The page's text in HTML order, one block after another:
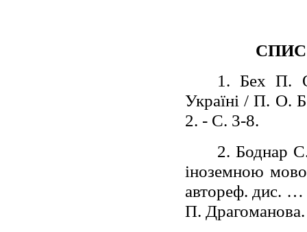
1. Бех П.
Україні / П. О.
2. - С. 3-8.
2. Боднар С.
іноземною
автореф. дис. …
П.